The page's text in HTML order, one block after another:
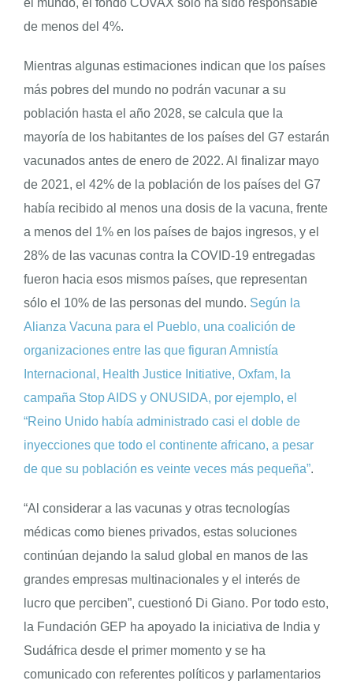
de menos del 4%.
Mientras algunas estimaciones indican que los países
más pobres del mundo no podrán vacunar a su
población hasta el año 2028, se calcula que la
mayoría de los habitantes de los países del G7 estarán
vacunados antes de enero de 2022. Al finalizar mayo
de 2021, el 42% de la población de los países del G7
había recibido al menos una dosis de la vacuna, frente
a menos del 1% en los países de bajos ingresos, y el
28% de las vacunas contra la COVID-19 entregadas
fueron hacia esos mismos países, que representan
sólo el 10% de las personas del mundo. Según la
Alianza Vacuna para el Pueblo, una coalición de
organizaciones entre las que figuran Amnistía
Internacional, Health Justice Initiative, Oxfam, la
campaña Stop AIDS y ONUSIDA, por ejemplo, el
“Reino Unido había administrado casi el doble de
inyecciones que todo el continente africano, a pesar
de que su población es veinte veces más pequeña”.
“Al considerar a las vacunas y otras tecnologías
médicas como bienes privados, estas soluciones
continúan dejando la salud global en manos de las
grandes empresas multinacionales y el interés de
lucro que perciben”, cuestionó Di Giano. Por todo esto,
la Fundación GEP ha apoyado la iniciativa de India y
Sudáfrica desde el primer momento y se ha
comunicado con referentes políticos y parlamentarios